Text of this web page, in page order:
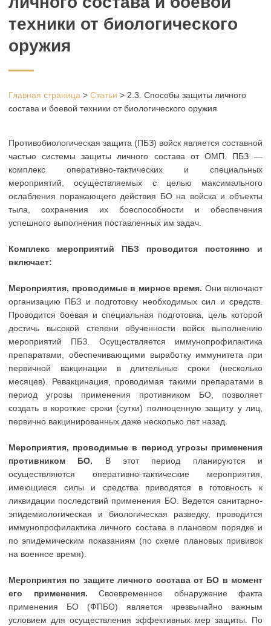
техники от биологического
оружия
Главная страница > Статьи > 2.3. Способы защиты личного
состава и боевой техники от биологического оружия
Противобиологическая защита (ПБЗ) войск является составной
частью системы защиты личного состава от ОМП. ПБЗ —
комплекс оперативно-тактических и специальных
мероприятий, осуществляемых с целью максимального
ослабления поражающего действия БО на войска и объекты
тыла, сохранения их боеспособности и обеспечения
успешного выполнения поставленных им задач.
Комплекс мероприятий ПБЗ проводится постоянно и
включает:
Мероприятия, проводимые в мирное время. Они включают
организацию ПБЗ и подготовку необходимых сил и средств.
Проводится боевая и специальная подготовка, цель которой
достичь высокой степени обученности войск выполнению
мероприятий ПБЗ. Осуществляется иммунопрофилактика
препаратами, обеспечивающими выработку иммунитета при
первичной вакцинации в длительные сроки (несколько
месяцев). Ревакцинация, проводимая такими препаратами в
период угрозы применения противником БО, позволяет
создать в короткие сроки (сутки) полноценную защиту у лиц,
первично вакцинированных даже несколько лет назад.
Мероприятия, проводимые в период угрозы применения
противником БО. В этот период планируются и
осуществляются оперативно-тактические мероприятия,
имеющиеся силы и средства приводятся в готовность к
ликвидации последствий применения БО. Ведется санитарно-
эпидемиологическая и биологическая разведку, проводится
иммунопрофилактика личного состава в плановом порядке и
по эпидемическим показаниям (по схеме плановых прививок
на военное время).
Мероприятия по защите личного состава от БО в момент
его применения. Своевременное обнаружение факта
применения БО (ФПБО) является чрезвычайно важным
условием для осуществления эффективных мер защиты. По